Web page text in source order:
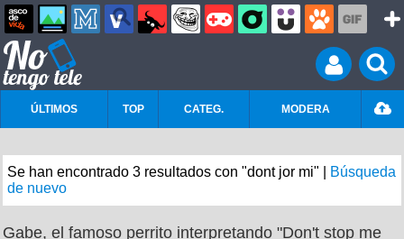
ÚLTIMOS TOP CATEG. MODERA
Se han encontrado 3 resultados con "dont jor mi" |
Búsqueda
de nuevo
Gabe, el famoso perrito interpretando "Don't stop me